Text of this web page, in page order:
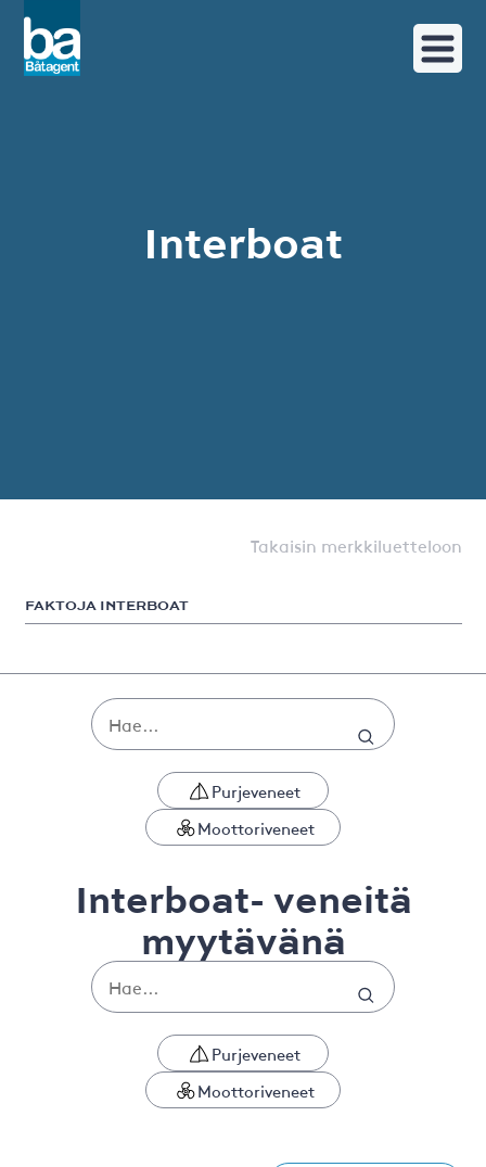
Interboat
Takaisin merkkiluetteloon
FAKTOJA INTERBOAT
Purjeveneet
Moottoriveneet
Interboat- veneitä
myytävänä
Purjeveneet
Moottoriveneet